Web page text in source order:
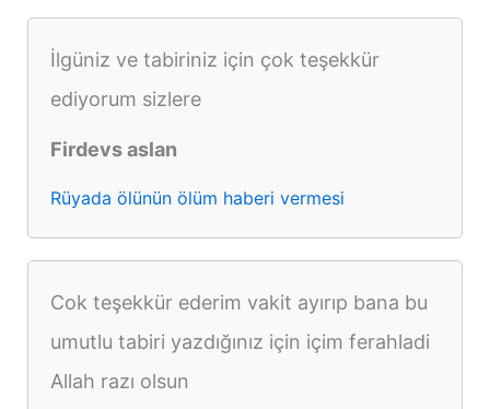
İlgüniz ve tabiriniz için çok teşekkür
ediyorum sizlere
Firdevs aslan
Rüyada ölünün ölüm haberi vermesi
Cok teşekkür ederim vakit ayırıp bana bu
umutlu tabiri yazdığınız için içim ferahladi
Allah razı olsun